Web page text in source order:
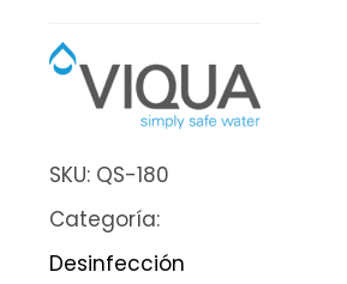
SKU: QS-180
Categoría:
Desinfección